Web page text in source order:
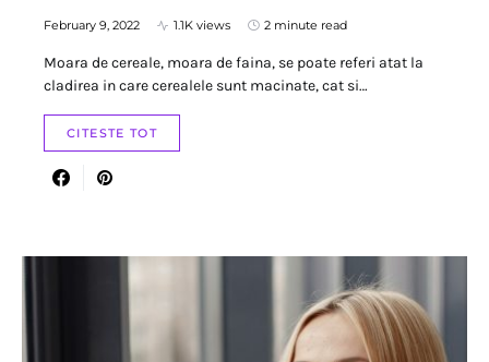
February 9, 2022 1.1K views 2 minute read
Moara de cereale, moara de faina, se poate referi atat la
cladirea in care cerealele sunt macinate, cat si…
CITESTE TOT